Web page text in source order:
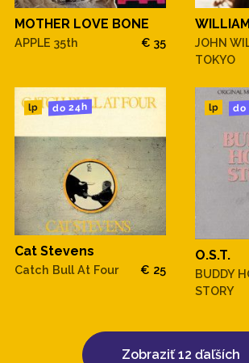
MOTHER LOVE BONE
APPLE 35th € 35
JOHN
TOKYO
lp do 24h
Cat Stevens
Catch Bull At Four € 25
lp do
O.S.T.
BUDDY
STORY
Zobraziť 12 ďaľších